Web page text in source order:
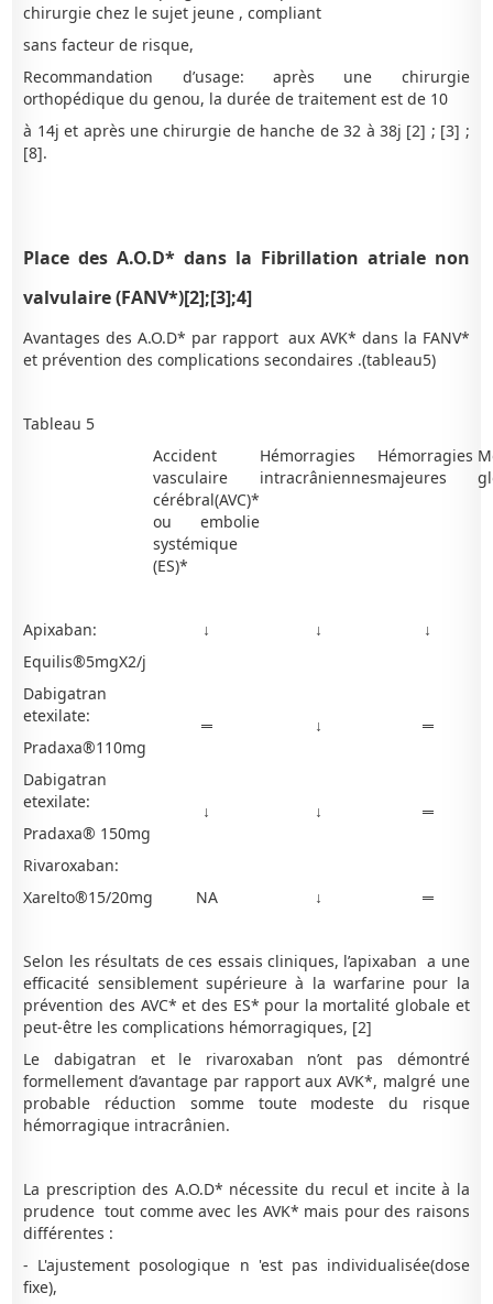
chirurgie chez le sujet jeune , compliant
sans facteur de risque,
Recommandation d’usage: après une chirurgie
orthopédique du genou, la durée de traitement est de 10
à 14j et après une chirurgie de hanche de 32 à 38j [2] ; [3] ;
[8].
Place des A.O.D* dans la Fibrillation atriale non
valvulaire (FANV*)[2];[3];4]
Avantages des A.O.D* par rapport aux AVK* dans la FANV*
et prévention des complications secondaires .(tableau5)
Tableau 5
Accident
vasculaire
cérébral(AVC)*
ou embolie
systémique
(ES)*
Hémorragies
intracrâniennes
Hémorragies
majeures
Apixaban:
Equilis®5mgX2/j
↓ ↓ ↓
Dabigatran
etexilate:
Pradaxa®110mg
═ ↓ ═
Dabigatran
etexilate:
Pradaxa® 150mg
↓ ↓ ═
Rivaroxaban:
Xarelto®15/20mg
NA ↓ ═
Selon les résultats de ces essais cliniques, l’apixaban a une
efficacité sensiblement supérieure à la warfarine pour la
prévention des AVC* et des ES* pour la mortalité globale et
peut-être les complications hémorragiques, [2]
Le dabigatran et le rivaroxaban n’ont pas démontré
formellement d’avantage par rapport aux AVK*, malgré une
probable réduction somme toute modeste du risque
hémorragique intracrânien.
La prescription des A.O.D* nécessite du recul et incite à la
prudence tout comme avec les AVK* mais pour des raisons
différentes :
- L'ajustement posologique n 'est pas individualisée(dose
fixe),